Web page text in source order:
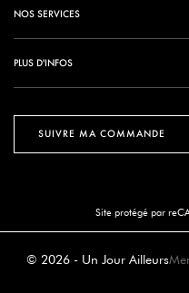
SUIVRE MA COMMANDE
NOS SERVICES
PLUS D'INFOS
Site protégé par
© 2026 - Un Jour Ailleurs